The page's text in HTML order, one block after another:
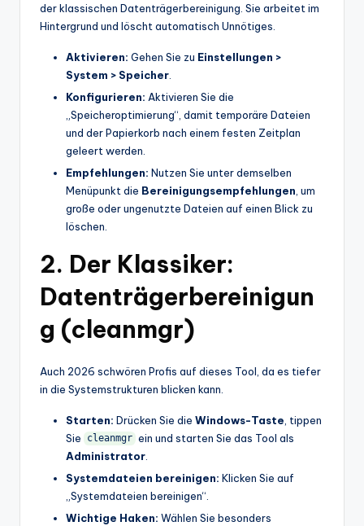
der klassischen Datenträgerbereinigung. Sie arbeitet im
Hintergrund und löscht automatisch Unnötiges.
Aktivieren: Gehen Sie zu Einstellungen >
System > Speicher
Konfigurieren: Aktivieren Sie die
„Speicheroptimierung“, damit temporäre Dateien
und der Papierkorb nach einem festen Zeitplan
geleert werden.
Empfehlungen: Nutzen Sie unter demselben
Menüpunkt die Bereinigungsempfehlungen , um
große oder ungenutzte Dateien auf einen Blick zu
löschen.
2. Der Klassiker:
Datenträgerbereinigun
g (cleanmgr)
Auch 2026 schwören Profis auf dieses Tool, da es tiefer
in die Systemstrukturen blicken kann.
Starten: Drücken Sie die Windows-Taste , tippen
Sie
cleanmgr ein und starten Sie das Tool als
Administrator
Systemdateien bereinigen: Klicken Sie auf
„Systemdateien bereinigen“.
Wichtige Haken: Wählen Sie besonders